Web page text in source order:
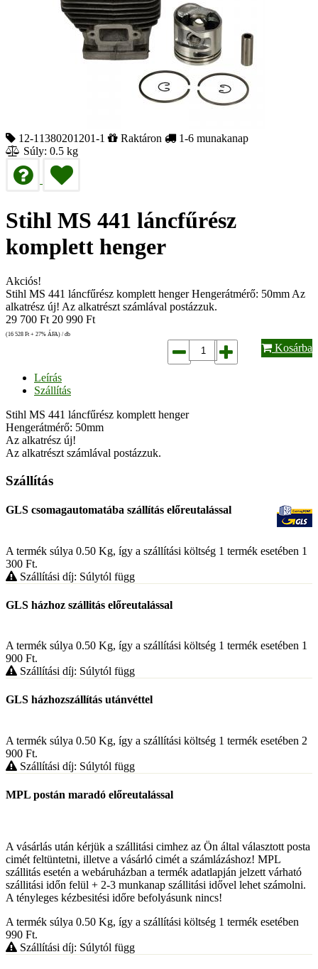
12-11380201201-1 Raktáron
1-6 munakanap
Súly: 0.5 kg
Stihl MS 441 láncfűrész
komplett henger
Akciós!
Stihl MS 441 láncfűrész komplett henger Hengerátmérő: 50mm Az
alkatrész új! Az alkatrészt számlával postázzuk.
29 700 Ft 20 990 Ft
(16 528 Ft + 27% ÁFA) / db
Kosárba
Leírás
Szállítás
Stihl MS 441 láncfűrész komplett henger
Hengerátmérő: 50mm
Az alkatrész új!
Az alkatrészt számlával postázzuk.
Szállítás
GLS csomagautomatába szállítás előreutalással
A termék súlya 0.50 Kg, így a szállítási költség 1 termék esetében 1
300 Ft.
Szállítási díj: Súlytól függ
GLS házhoz szállitás előreutalással
A termék súlya 0.50 Kg, így a szállítási költség 1 termék esetében 1
900 Ft.
Szállítási díj: Súlytól függ
GLS házhozszállítás utánvéttel
A termék súlya 0.50 Kg, így a szállítási költség 1 termék esetében 2
900 Ft.
Szállítási díj: Súlytól függ
MPL postán maradó előreutalással
A vásárlás után kérjük a szállitási cimhez az Ön által választott posta
cimét feltüntetni, illetve a vásárló cimét a számlázáshoz! MPL
szállitás esetén a webáruházban a termék adatlapján jelzett várható
szállitási időn felül + 2-3 munkanap szállitási idővel lehet számolni.
A tényleges kézbesitési időre befolyásunk nincs!
A termék súlya 0.50 Kg, így a szállítási költség 1 termék esetében
990 Ft.
Szállítási díj: Súlytól függ